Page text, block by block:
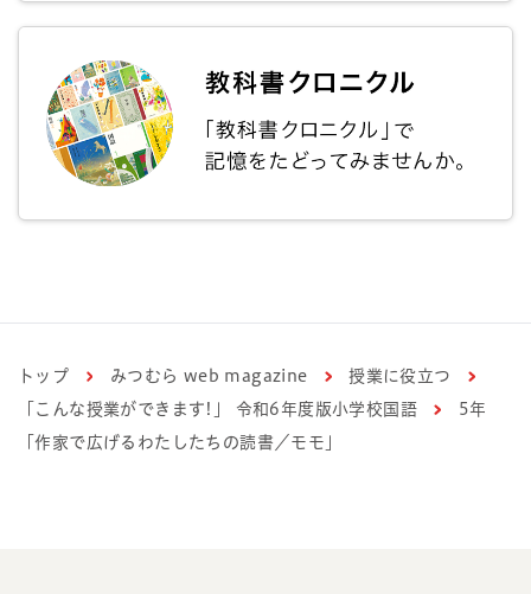
トップ みつむら web magazine
授業に役立つ
「こんな授業ができます!」 令和6年度版小学校国語
5年
「作家で広げるわたしたちの読書／モモ」